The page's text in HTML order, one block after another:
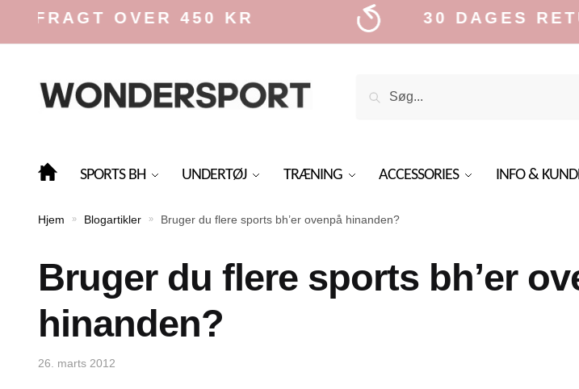
OVER 450 KR 30 DAGES
SPORTS BH UNDERTØJ TRÆNING ACCESSORIES INFO &
Hjem » Blogartikler » Bruger du flere sports bh’er ovenpå hinanden?
Bruger du flere sports bh’er
hinanden?
26. marts 2012